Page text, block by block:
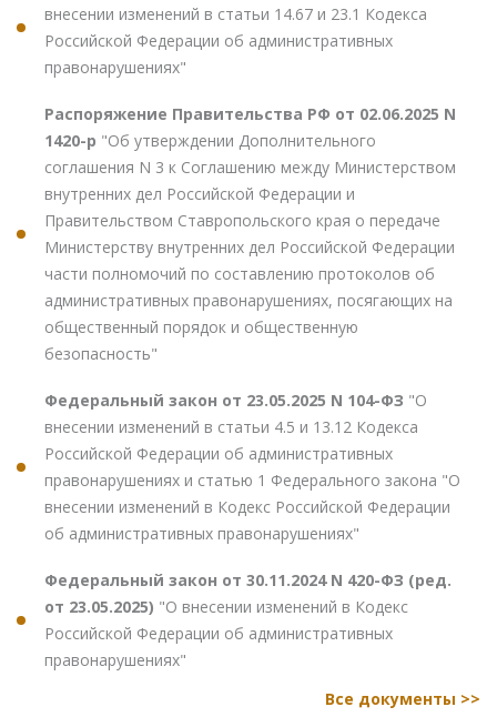
внесении изменений в статьи 14.67 и 23.1 Кодекса
Российской Федерации об административных
правонарушениях"
Распоряжение Правительства РФ от 02.06.2025 N
1420-р "Об утверждении Дополнительного
соглашения N 3 к Соглашению между Министерством
внутренних дел Российской Федерации и
Правительством Ставропольского края о передаче
Министерству внутренних дел Российской Федерации
части полномочий по составлению протоколов об
административных правонарушениях, посягающих на
общественный порядок и общественную
безопасность"
Федеральный закон от 23.05.2025 N 104-ФЗ "О
внесении изменений в статьи 4.5 и 13.12 Кодекса
Российской Федерации об административных
правонарушениях и статью 1 Федерального закона "О
внесении изменений в Кодекс Российской Федерации
об административных правонарушениях"
Федеральный закон от 30.11.2024 N 420-ФЗ (ред.
от 23.05.2025) "О внесении изменений в Кодекс
Российской Федерации об административных
правонарушениях"
Все документы >>